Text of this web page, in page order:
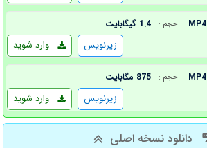
MP4 حجم : 1.4 گیگابایت
وارد شوید زیرنویس
MP4 حجم : 875 مگابایت
وارد شوید زیرنویس
دانلود نسخه اصلی